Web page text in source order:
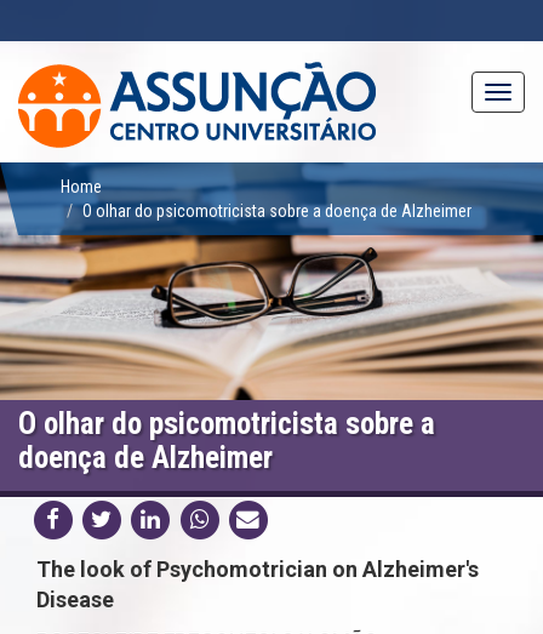
conteúdo
principal
Home
O olhar do psicomotricista sobre a doença de Alzheimer
O olhar do psicomotricista sobre a
doença de Alzheimer
The look of Psychomotrician on Alzheimer's
Disease